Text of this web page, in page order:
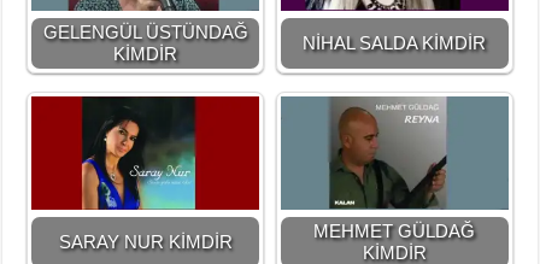
GELENGÜL ÜSTÜNDAĞ
KİMDİR
NİHAL SALDA KİMDİR
SARAY NUR KİMDİR
MEHMET GÜLDAĞ
KİMDİR